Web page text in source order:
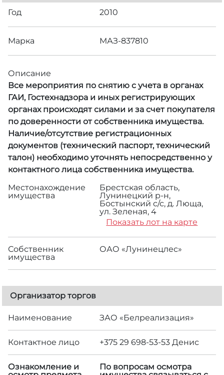
Год 2010
Марка МАЗ-837810
Описание
Все мероприятия по снятию с учета в органах
ГАИ, Гостехнадзора и иных регистрирующих
органах происходят силами и за счет покупателя
по доверенности от собственника имущества.
Наличие/отсутствие регистрационных
документов (технический паспорт, технический
талон) необходимо уточнять непосредственно у
контактного лица собственника имущества.
Местонахождение
имущества
Брестская область,
Лунинецкий р-н,
Бостынский с/с, д. Люща,
ул. Зеленая, 4
Показать лот на карте
Собственник
имущества
ОАО «Лунинецлес»
Организатор торгов
Наименование ЗАО «Белреализация»
Контактное лицо +375 29 698-53-53 Денис
Ознакомление и
По вопросам осмотра